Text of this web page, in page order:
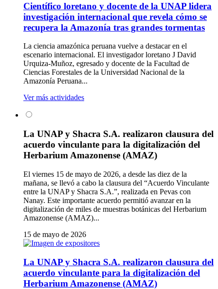
Científico loretano y docente de la UNAP lidera
investigación internacional que revela cómo se
recupera la Amazonía tras grandes tormentas
La ciencia amazónica peruana vuelve a destacar en el
escenario internacional. El investigador loretano J David
Urquiza-Muñoz, egresado y docente de la Facultad de
Ciencias Forestales de la Universidad Nacional de la
Amazonía Peruana...
Ver más actividades
La UNAP y Shacra S.A. realizaron clausura del
acuerdo vinculante para la digitalización del
Herbarium Amazonense (AMAZ)
El viernes 15 de mayo de 2026, a desde las diez de la
mañana, se llevó a cabo la clausura del “Acuerdo Vinculante
entre la UNAP y Shacra S.A.”, realizada en Pevas con
Nanay. Este importante acuerdo permitió avanzar en la
digitalización de miles de muestras botánicas del Herbarium
Amazonense (AMAZ)...
15 de mayo de 2026
La UNAP y Shacra S.A. realizaron clausura del
acuerdo vinculante para la digitalización del
Herbarium Amazonense (AMAZ)